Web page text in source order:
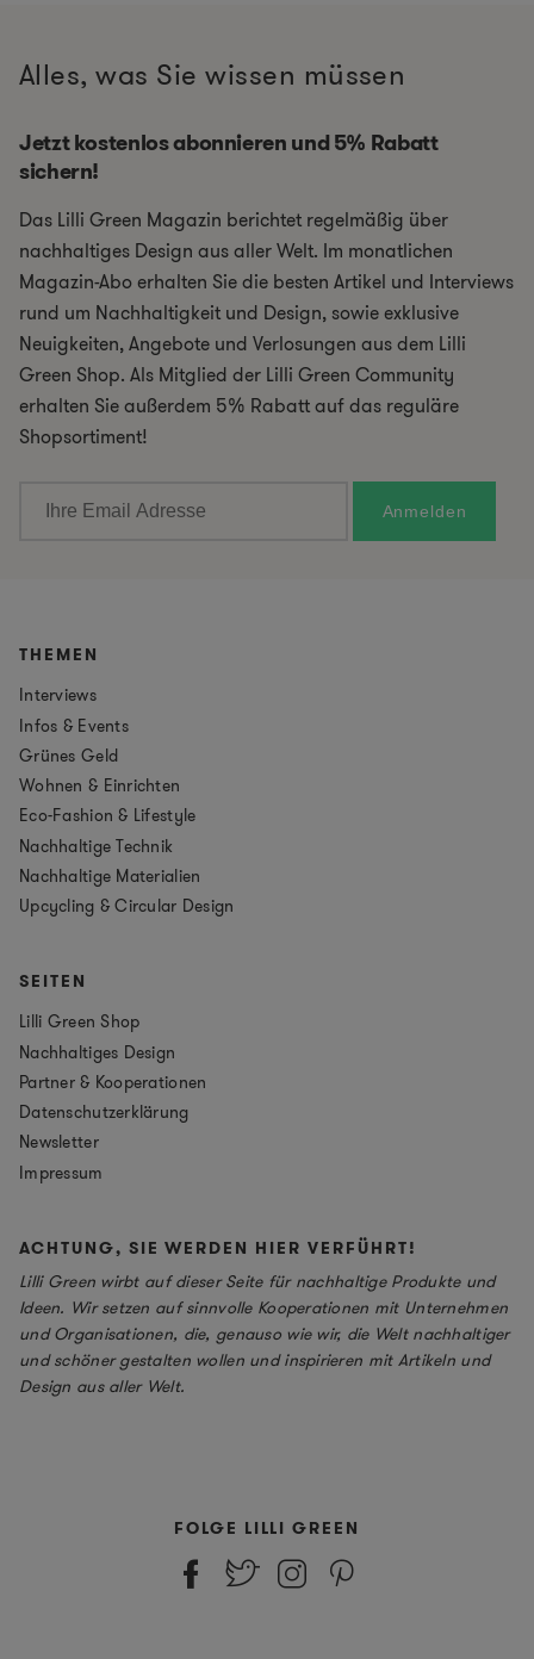
Alles, was Sie wissen müssen
Jetzt kostenlos abonnieren und 5% Rabatt
sichern!
Das Lilli Green Magazin berichtet regelmäßig über
nachhaltiges Design aus aller Welt. Im monatlichen
Magazin-Abo erhalten Sie die besten Artikel und Interviews
rund um Nachhaltigkeit und Design, sowie exklusive
Neuigkeiten, Angebote und Verlosungen aus dem Lilli
Green Shop. Als Mitglied der Lilli Green Community
erhalten Sie außerdem 5% Rabatt auf das reguläre
Shopsortiment!
THEMEN
Interviews
Infos & Events
Grünes Geld
Wohnen & Einrichten
Eco-Fashion & Lifestyle
Nachhaltige Technik
Nachhaltige Materialien
Upcycling & Circular Design
SEITEN
Lilli Green Shop
Nachhaltiges Design
Partner & Kooperationen
Datenschutzerklärung
Newsletter
Impressum
ACHTUNG, SIE WERDEN HIER VERFÜHRT!
Lilli Green wirbt auf dieser Seite für nachhaltige Produkte und
Ideen. Wir setzen auf sinnvolle Kooperationen mit Unternehmen
und Organisationen, die, genauso wie wir, die Welt nachhaltiger
und schöner gestalten wollen und inspirieren mit Artikeln und
Design aus aller Welt.
FOLGE LILLI GREEN